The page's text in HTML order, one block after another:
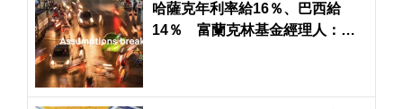
哈薩克年利率給16％、巴西給
14％ 富蘭克林基金經理人：除